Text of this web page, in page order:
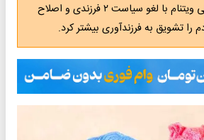
مجلس ملی ویتنام با لغو سیاست ۲ فرزندی و اصلاح
را تشویق به فرزندآوری بیشتر کرد.